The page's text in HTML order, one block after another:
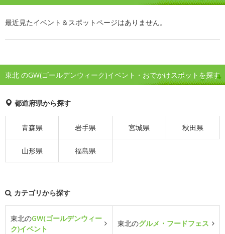
最近見たイベント＆スポットページはありません。
東北 のGW(ゴールデンウィーク)イベント・おでかけスポットを探す
都道府県から探す
青森県 岩手県 宮城県 秋田県
山形県 福島県
カテゴリから探す
東北のGW(ゴールデンウィー
ク)イベント
東北のグルメ・フードフェス